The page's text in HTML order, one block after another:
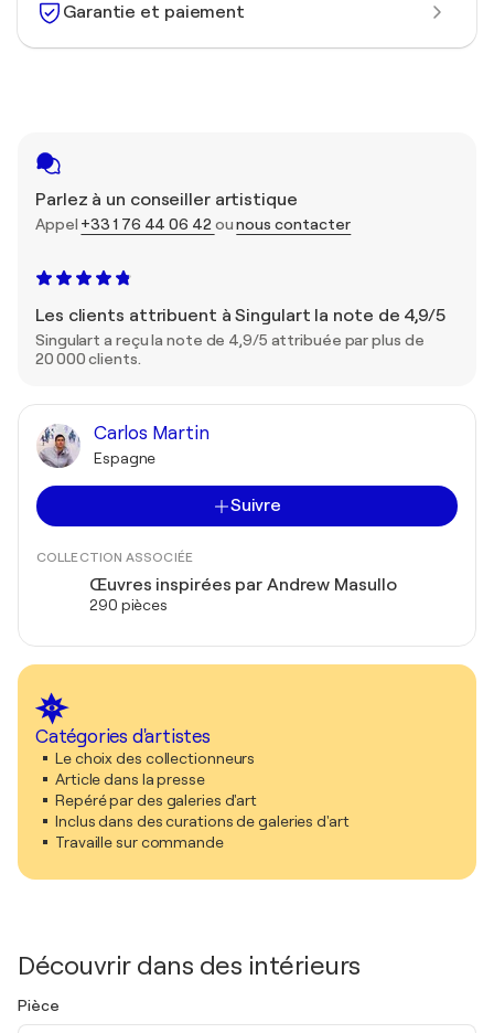
Garantie et paiement
Parlez à un conseiller artistique
Appel +33 1 76 44 06 42 ounous contacter
Les clients attribuent à Singulart la note de 4,9/5
Singulart a reçu la note de 4,9/5 attribuée par plus de
20 000 clients.
Carlos Martin
Espagne
Suivre
COLLECTION ASSOCIÉE
Œuvres inspirées par Andrew Masullo
290 pièces
Catégories d'artistes
Le choix des collectionneurs
Article dans la presse
Repéré par des galeries d'art
Inclus dans des curations de galeries d'art
Travaille sur commande
Découvrir dans des intérieurs
Pièce